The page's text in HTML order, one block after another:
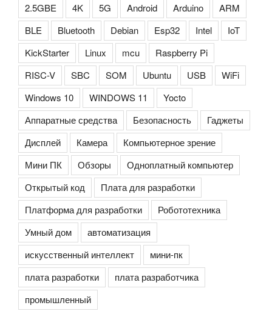
2.5GBE 4K 5G Android Arduino
ARM
BLE
Bluetooth Debian Esp32 Intel
IoT
KickStarter
Linux mcu
Raspberry Pi
RISC-V
SBC SOM Ubuntu USB
WiFi
Windows 10
WINDOWS 11
Yocto
Аппаратные средства
Безопасность
Гаджеты
Дисплей
Камера
Компьютерное зрение
Мини ПК
Обзоры
Одноплатный компьютер
Открытый код
Плата для разработки
Платформа для разработки
Робототехника
Умный дом
автоматизация
искусственный интеллект
мини-пк
плата разработки
плата разработчика
промышленный